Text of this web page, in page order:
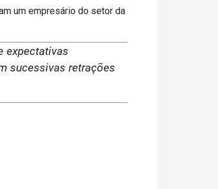
um empresário do setor da
expectativas
sucessivas retrações